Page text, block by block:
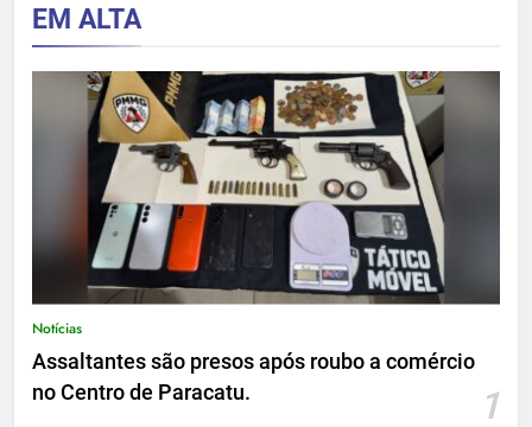
EM ALTA
Notícias
Assaltantes são presos após roubo a comércio
no Centro de Paracatu.
1